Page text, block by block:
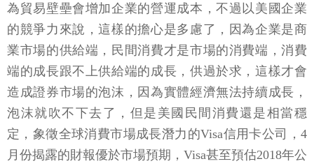
為貿易壁壘會增加企業的營運成本，不過以美國企業
的競爭力來說，這樣的擔心是多慮了，因為企業是商
業市場的供給端，民間消費才是市場的消費端，消費
端的成長跟不上供給端的成長，供過於求，這樣才會
造成證券市場的泡沫，因為實體經濟無法持續成長，
泡沫就吹不下去了，但是美國民間消費還是相當穩
定，象徵全球消費市場成長潛力的Visa信用卡公司，4
月份揭露的財報優於市場預期，Visa甚至預估2018年公